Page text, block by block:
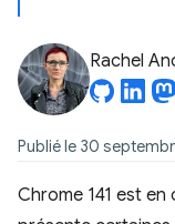
Rachel
Publié le 30
Chrome 141 est